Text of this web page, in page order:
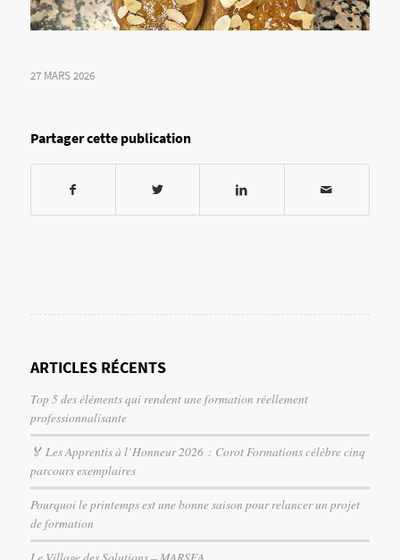
27 MARS 2026
Partager cette publication
ARTICLES RÉCENTS
Top 5 des éléments qui rendent une formation réellement
professionnalisante
🏅 Les Apprentis à l’Honneur 2026 : Corot Formations célèbre cinq
parcours exemplaires
Pourquoi le printemps est une bonne saison pour relancer un projet
de formation